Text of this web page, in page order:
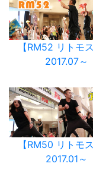
【RM52 リトモ
2017.07～
【RM50 リトモ
2017.01～